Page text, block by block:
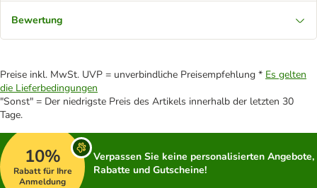
Bewertung
Preise inkl. MwSt. UVP = unverbindliche Preisempfehlung * Es gelten
die Lieferbedingungen
"Sonst" = Der niedrigste Preis des Artikels innerhalb der letzten 30
Tage.
10%
Rabatt für Ihre
Anmeldung
Verpassen Sie keine personalisierten Angebote,
Rabatte und Gutscheine!